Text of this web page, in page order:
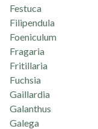
Festuca
Filipendula
Foeniculum
Fragaria
Fritillaria
Fuchsia
Gaillardia
Galanthus
Galega